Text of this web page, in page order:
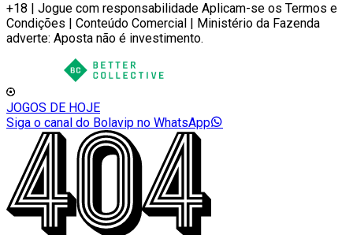
+18 | Jogue com responsabilidade Aplicam-se os Termos e
Condições | Conteúdo Comercial | Ministério da Fazenda
adverte: Aposta não é investimento.
JOGOS DE HOJE
Siga o canal do Bolavip no WhatsApp